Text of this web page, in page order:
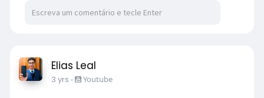
Elias Leal
3 yrs - Youtube